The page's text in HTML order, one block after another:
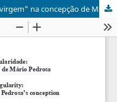
Simplicidade e singularidade: arte "virgem" na concepção de Mário Pedrosa